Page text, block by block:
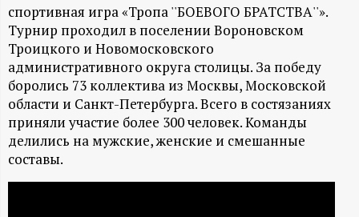
И
М
А
Й
Д
спортивная игра «Тропа ''БОЕВОГО БРАТСТВА''».
Турнир проходил в поселении Вороновском
Троицкого и Новомосковского
административного округа столицы. За победу
боролись 73 коллектива из Москвы, Московской
области и Санкт-Петербурга. Всего в состязаниях
приняли участие более 300 человек. Команды
делились на мужские, женские и смешанные
составы.